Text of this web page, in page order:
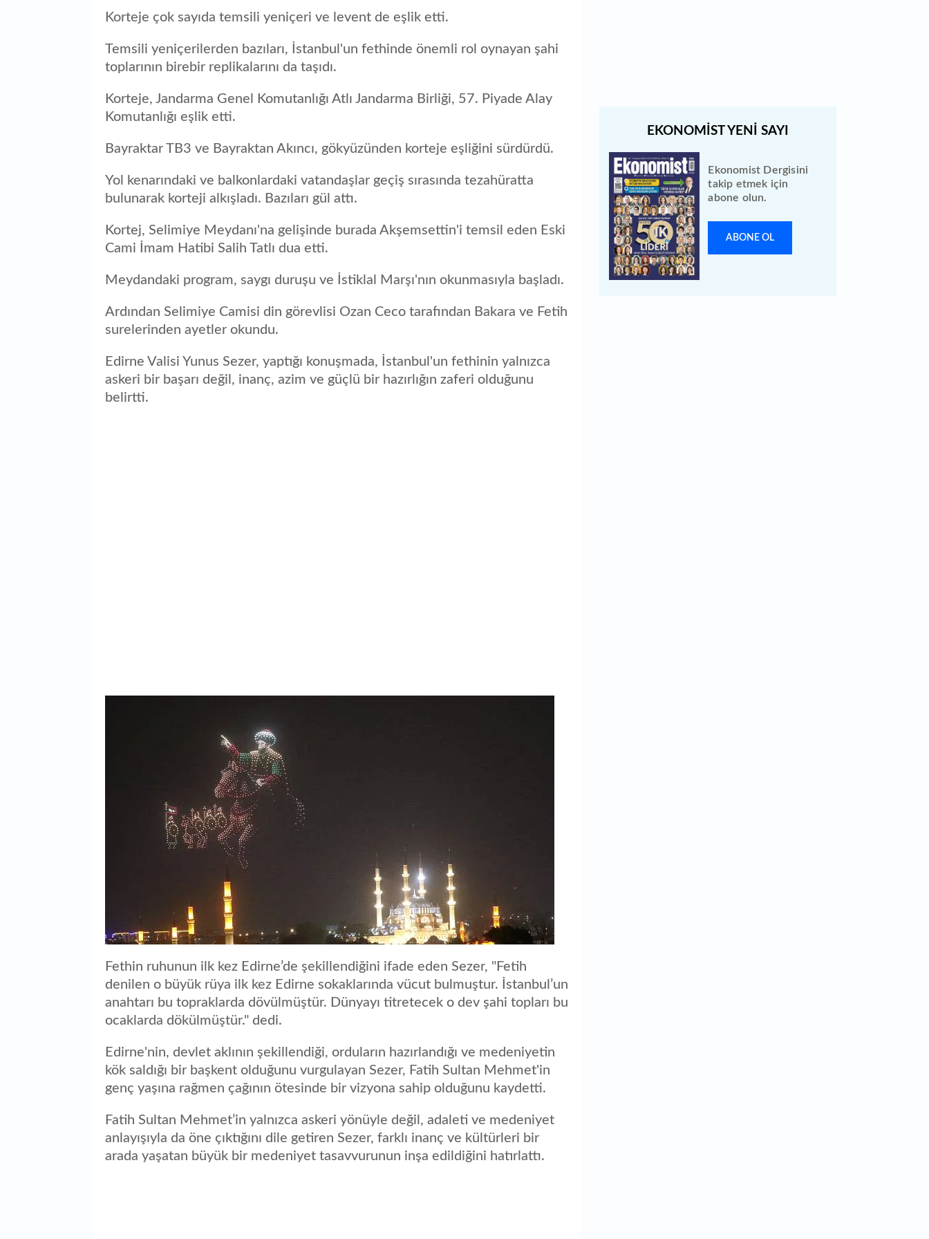
Korteje çok sayıda temsili yeniçeri ve levent de eşlik etti.
Temsili yeniçerilerden bazıları, İstanbul'un fethinde önemli rol oynayan şahi
toplarının birebir replikalarını da taşıdı.
Korteje, Jandarma Genel Komutanlığı Atlı Jandarma Birliği, 57. Piyade Alay
Komutanlığı eşlik etti.
Bayraktar TB3 ve Bayraktan Akıncı, gökyüzünden korteje eşliğini sürdürdü.
Yol kenarındaki ve balkonlardaki vatandaşlar geçiş sırasında tezahüratta
bulunarak korteji alkışladı. Bazıları gül attı.
Kortej, Selimiye Meydanı'na gelişinde burada Akşemsettin'i temsil eden Eski
Cami İmam Hatibi Salih Tatlı dua etti.
Meydandaki program, saygı duruşu ve İstiklal Marşı'nın okunmasıyla başladı.
Ardından Selimiye Camisi din görevlisi Ozan Ceco tarafından Bakara ve Fetih
surelerinden ayetler okundu.
Edirne Valisi Yunus Sezer, yaptığı konuşmada, İstanbul'un fethinin yalnızca
askeri bir başarı değil, inanç, azim ve güçlü bir hazırlığın zaferi olduğunu
belirtti.
Fethin ruhunun ilk kez Edirne’de şekillendiğini ifade eden Sezer, "Fetih
denilen o büyük rüya ilk kez Edirne sokaklarında vücut bulmuştur. İstanbul’un
anahtarı bu topraklarda dövülmüştür. Dünyayı titretecek o dev şahi topları bu
ocaklarda dökülmüştür." dedi.
Edirne'nin, devlet aklının şekillendiği, orduların hazırlandığı ve medeniyetin
kök saldığı bir başkent olduğunu vurgulayan Sezer, Fatih Sultan Mehmet'in
genç yaşına rağmen çağının ötesinde bir vizyona sahip olduğunu kaydetti.
Fatih Sultan Mehmet’in yalnızca askeri yönüyle değil, adaleti ve medeniyet
anlayışıyla da öne çıktığını dile getiren Sezer, farklı inanç ve kültürleri bir
arada yaşatan büyük bir medeniyet tasavvurunun inşa edildiğini hatırlattı.
Ekonomist Dergisini
takip etmek için
abone olun.
ABONE OL